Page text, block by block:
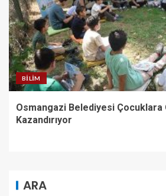
BILIM
Osmangazi Belediyesi Çocuklara
Kazandırıyor
ARA